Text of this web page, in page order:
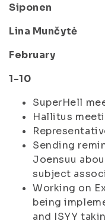
Siponen
Lina Munčytė
February
1-10
SuperHell
Hallitus
Sending
Joensuu
subject
Working on
being
and ISYY